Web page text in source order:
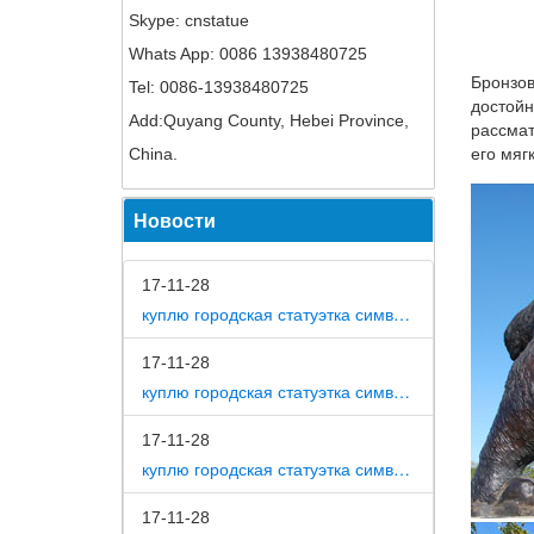
Skype: cnstatue
Whats App: 0086 13938480725
Tel: 0086-13938480725
Add:Quyang County, Hebei Province,
China.
Новости
17-11-28
куплю городская статуэтка символ собака в дом
17-11-28
куплю городская статуэтка символ собака в метро москвы
17-11-28
куплю городская статуэтка символ собака на площади революции
17-11-28
В
и
его